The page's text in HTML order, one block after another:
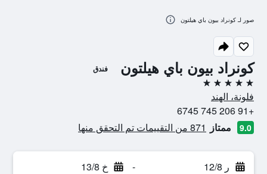
كونراد بيون باي هيلتون فندق
5 نجوم
فلونة، الهند
+91 206 745 6745
9.0 ممتاز 871 من التقييمات تم التحقق منها
ر 12/8 - خ 13/8
صور لـ كونراد بيون باي هيلتون